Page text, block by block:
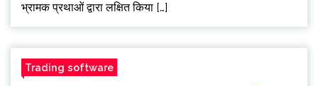
भ्रामक प्रथाओं द्वारा लक्षित किया […]
Trading software